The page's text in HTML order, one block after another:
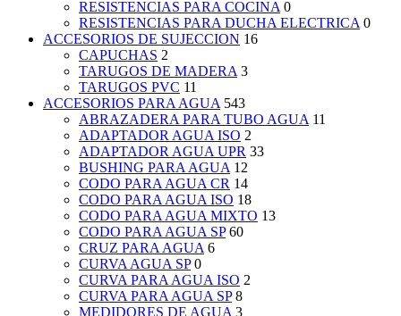
RESISTENCIAS PARA COCINA 0
RESISTENCIAS PARA DUCHA ELECTRICA 0
ACCESORIOS DE SUJECCION 16
CAPUCHAS 2
TARUGOS DE MADERA 3
TARUGOS PVC 11
ACCESORIOS PARA AGUA 543
ABRAZADERA PARA TUBO AGUA 11
ADAPTADOR AGUA ISO 2
ADAPTADOR AGUA UPR 33
BUSHING PARA AGUA 12
CODO PARA AGUA CR 14
CODO PARA AGUA ISO 18
CODO PARA AGUA MIXTO 13
CODO PARA AGUA SP 60
CRUZ PARA AGUA 6
CURVA AGUA SP 0
CURVA PARA AGUA ISO 2
CURVA PARA AGUA SP 8
MEDIDORES DE AGUA 3